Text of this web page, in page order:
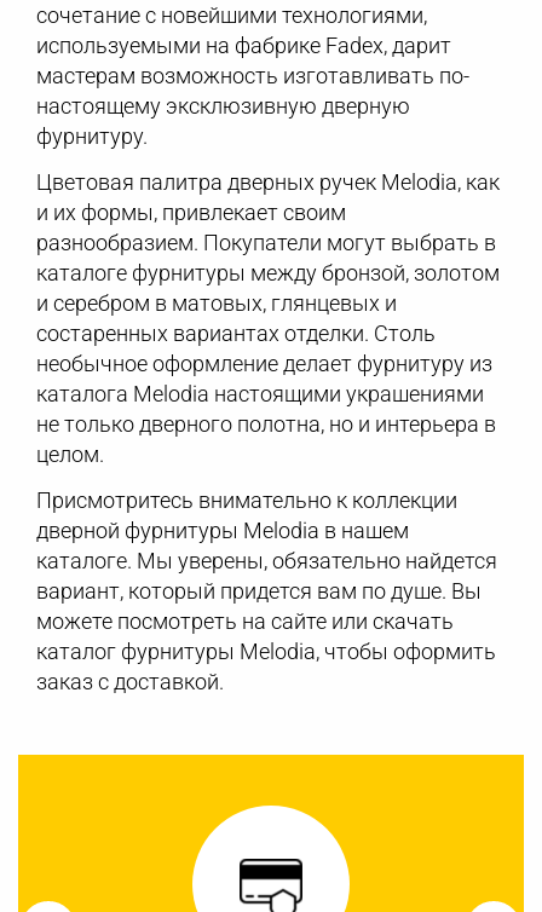
сочетание с новейшими технологиями,
используемыми на фабрике Fadex, дарит
мастерам возможность изготавливать по-
настоящему эксклюзивную дверную
фурнитуру.
Цветовая палитра дверных ручек Melodia, как
и их формы, привлекает своим
разнообразием. Покупатели могут выбрать в
каталоге фурнитуры между бронзой, золотом
и серебром в матовых, глянцевых и
состаренных вариантах отделки. Столь
необычное оформление делает фурнитуру из
каталога Melodia настоящими украшениями
не только дверного полотна, но и интерьера в
целом.
Присмотритесь внимательно к коллекции
дверной фурнитуры Melodia в нашем
каталоге. Мы уверены, обязательно найдется
вариант, который придется вам по душе. Вы
можете посмотреть на сайте или скачать
каталог фурнитуры Melodia, чтобы оформить
заказ с доставкой.